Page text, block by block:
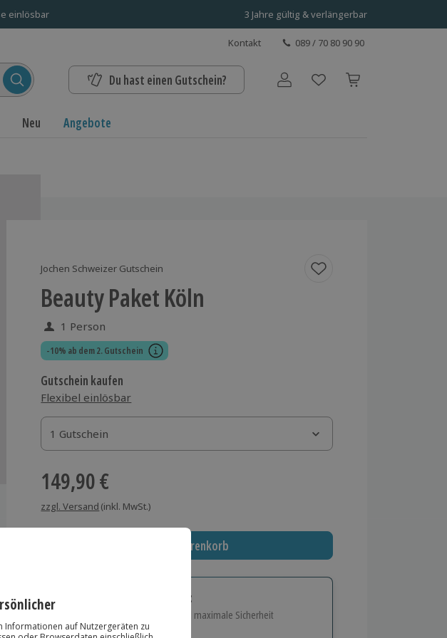
einlösbar 3 Jahre gültig & verlängerbar
Kontakt 089 / 70 80 90 90
Du hast einen Gutschein? Benutzerkonto
Neu Angebote
Jochen Schweizer Gutschein
Beauty Paket Köln
1 Person
-10% ab dem 2. Gutschein
Gutschein kaufen
Flexibel einlösbar
1 Gutschein
1 Gutschein
1 Gutschein
149,90 €
zzgl. Versand (inkl. MwSt.)
In den Warenkorb
Immer das richtige Geschenk:
Große Auswahl, volle Flexibilität und maximale Sicherheit